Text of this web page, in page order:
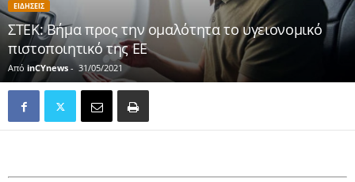
ΕΙΔΗΣΕΙΣ
ΣΤΕΚ: Βήμα προς την ομαλότητα το υγειονομικό
πιστοποιητικό της ΕΕ
Από inCYnews - 31/05/2021